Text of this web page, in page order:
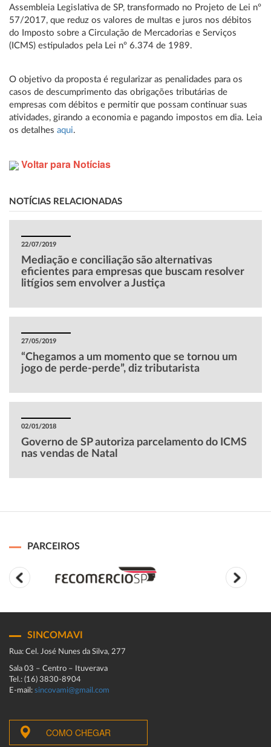
Assembleia Legislativa de SP, transformado no Projeto de Lei nº
57/2017, que reduz os valores de multas e juros nos débitos
do Imposto sobre a Circulação de Mercadorias e Serviços
(ICMS) estipulados pela Lei nº 6.374 de 1989.
O objetivo da proposta é regularizar as penalidades para os
casos de descumprimento das obrigações tributárias de
empresas com débitos e permitir que possam continuar suas
atividades, girando a economia e pagando impostos em dia. Leia
os detalhes aqui.
Voltar para Notícias
NOTÍCIAS RELACIONADAS
22/07/2019
Mediação e conciliação são alternativas
eficientes para empresas que buscam resolver
litígios sem envolver a Justiça
27/05/2019
“Chegamos a um momento que se tornou um
jogo de perde-perde”, diz tributarista
02/01/2018
Governo de SP autoriza parcelamento do ICMS
nas vendas de Natal
PARCEIROS
SINCOMAVI
Rua: Cel. José Nunes da Silva, 277
Sala 03 – Centro – Ituverava
Tel.: (16) 3830-8904
E-mail: sincovami@gmail.com
COMO CHEGAR